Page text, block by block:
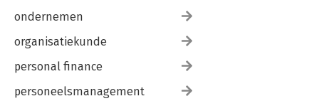
ondernemen
organisatiekunde
personal finance
personeelsmanagement